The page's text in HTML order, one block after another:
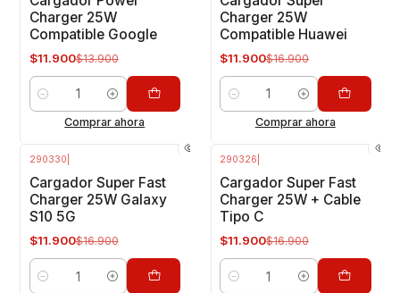
Charger 25W
Compatible Google
$11.900$13.900
Cantidad
Comprar ahora
Charger 25W
Compatible Huawei
$11.900$16.900
Cantidad
Comprar ahora
290330
Cargador Super Fast
Charger 25W Galaxy
S10 5G
$11.900$16.900
Cantidad
290326
Cargador Super Fast
Charger 25W + Cable
Tipo C
$11.900$16.900
Cantidad